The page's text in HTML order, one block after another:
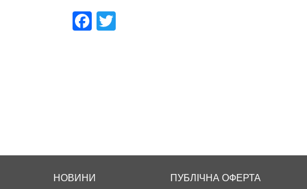
Facebook
НОВИНИ ПУБЛІЧНА ОФЕРТА